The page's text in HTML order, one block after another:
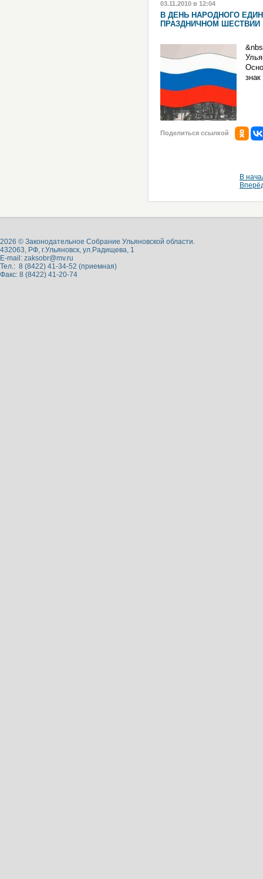
03.11.2010 в 12:04
В ДЕНЬ НАРОДНОГО
ПРАЗДНИЧНОМ ШЕСТВИИ
Поделиться ссылкой
В
2026 © Законодательное Собрание Ульяновской области.
432063, РФ, г.Ульяновск, ул.Радищева, 1
E-mail: zaksobr@mv.ru
Тел.: 8 (8422) 41-34-52 (приемная)
Факс: 8 (8422) 41-20-74